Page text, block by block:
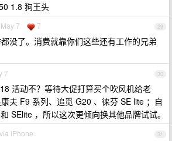
1.8 狗王头
29
May 7 7
没了。消费就靠你们这些还有工作的兄弟
30
7
活动不？等待大促打算买个吹风机给老
夫 F9 系列、追觅 G20 、徕芬 SE lite ；自
SElite ，所以这次更倾向换其他品牌试试。
31
iPhone